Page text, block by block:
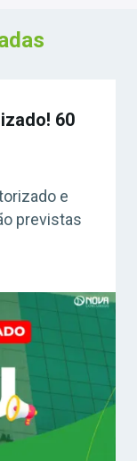
60
e
previstas